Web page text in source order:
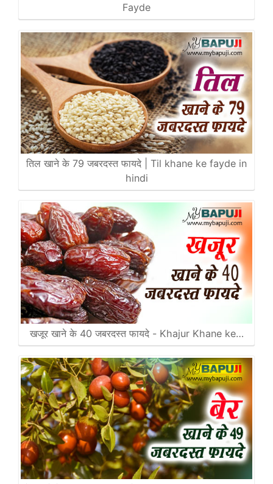
Fayde
तिल खाने के 79 जबरदस्त फायदे | Til khane ke fayde in
hindi
खजूर खाने के 40 जबरदस्त फायदे - Khajur Khane ke…